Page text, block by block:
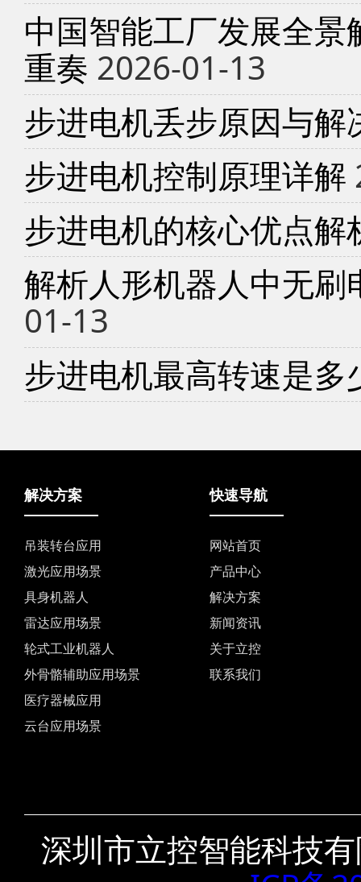
中国智能工厂发展全
重奏 2026-01-13
步进电机丢步原因与解
步进电机控制原理详解
步进电机的核心优点解
解析人形机器人中无
01-13
步进电机最高转速是多
解决方案
吊装转台应用
激光应用场景
具身机器人
雷达应用场景
轮式工业机器人
外骨骼辅助应用场景
医疗器械应用
云台应用场景
快速导航
网站首页
产品中心
解决方案
新闻资讯
关于立控
联系我们
深圳市立控智能科技